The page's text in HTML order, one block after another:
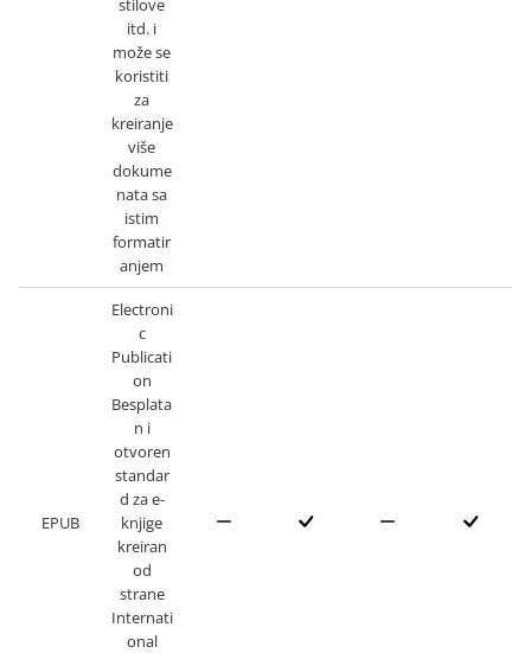
stilove
itd. i
može se
koristiti
za
kreiranje
više
dokume
nata sa
istim
formatir
anjem
EPUB
Electroni
c
Publicati
on
Besplata
n i
otvoren
standar
d za e-
knjige
kreiran
od
strane
Internati
onal